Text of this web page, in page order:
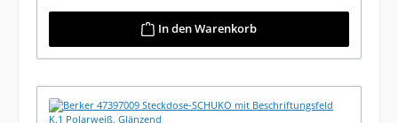
In den Warenkorb